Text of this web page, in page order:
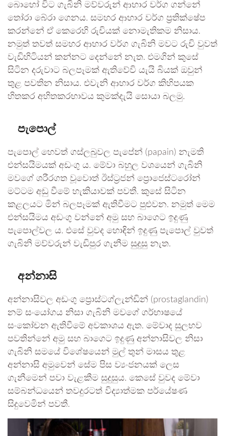
බොහෝ විට ගැබිනි මව්වරුන් ආහාර වර්ග ගන්නේ
තෝරා බේරා ගෙනය. සමහර ආහාර වර්ග ප්‍රතික්ෂේප
කරන්නේ ඒ කෙරෙහි රුචියක් නොමැතිකම නිසාය.
නමුත් තවත් සමහර ආහාර වර්ග ගැබිනි මවට රුචි වුවත්
වැඩිහිටියන් කන්නට දෙන්නේ නැත. එමගින් කුසේ
සිටින දරුවාට බලපෑමක් ඇතිවේවි යැයි බියක් ඔවුන්
තුළ පවතින නිසාය. එවැනි ආහාර වර්ග කිහිපයක
හිතකර අහිතකරභාවය කුමක්දැයි සොයා බලමු.
පැපොල්
පැපොල් හෙවත් ගස්ලබුවල පැපේන් (papain) නැමති
එන්සයිමයක් අඩංගු ය. මේවා බහුල වශයෙන් ගැබිනි
මවගේ ශරීරගත වූවොත් ඊස්ට්‍රජන් ප්‍රොජෙස්ටරෝන්
මට්ටම අඩු වීමේ හැකියාවක් පවතී. කුසේ සිටින
කළලයට මින් බලපෑමක් ඇතිවීමට පුළුවන. නමුත් මෙම
එන්සයිමය අඩංගු වන්නේ අමු සහ බාගෙට ඉදුණු
පැපොල්වල ය. එසේ වුවද හොඳින් ඉදුණු පැපොල් වුවත්
ගැබිනි මව්වරුන් වැඩිපුර ගැනීම සුදුසු නැත.
අන්නාසි
අන්නාසිවල අඩංගු ප්‍රොස්ටග්ලැන්ඩින් (prostaglandin)
නම් සංයෝගය නිසා ගැබිනි මවගේ ගර්භාෂයේ
සංකෝචන ඇතිවීමේ අවකාශය ඇත. මේවාද සුලභව
පවතින්නේ අමු සහ බාගෙට ඉදුණු අන්නාසිවල නිසා
ගැබිනි සමයේ විශේෂයෙන් මුල් තුන් මාසය තුළ
අන්නාසි අමුවෙන් සේම පිස ව්‍යංජනයක් ලෙස
ගැනීමෙන් පවා වැළකීම සුදුසුය. කෙසේ වුවද මේවා
සම්බන්ධයෙන් තවදුරටත් විද්‍යාත්මක පර්යේෂණ
සිදුවෙමින් පවතී.